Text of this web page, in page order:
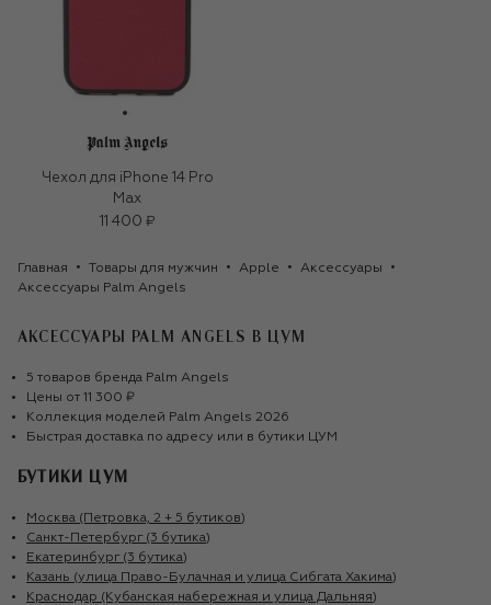
Чехол для iPhone 14 Pro
Max
11 400 ₽
Главная Товары для мужчин Apple
Аксессуары
Аксессуары Palm Angels
АКСЕССУАРЫ PALM ANGELS В ЦУМ
5 товаров бренда Palm Angels
Цены от 11 300 ₽
Коллекция моделей Palm Angels 2026
Быстрая доставка по адресу или в бутики ЦУМ
БУТИКИ ЦУМ
Москва (Петровка, 2 + 5 бутиков)
Санкт-Петербург (3 бутика)
Екатеринбург (3 бутика)
Казань (улица Право-Булачная и улица Сибгата Хакима)
Краснодар (Кубанская набережная и улица Дальняя)